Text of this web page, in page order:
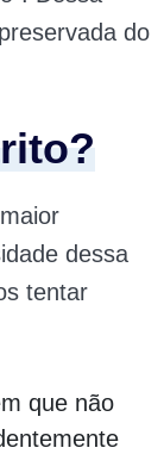
do
dessa
tentar
que não